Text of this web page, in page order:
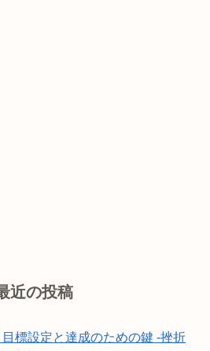
近の投稿
標設定と達成のための鍵 -挫折